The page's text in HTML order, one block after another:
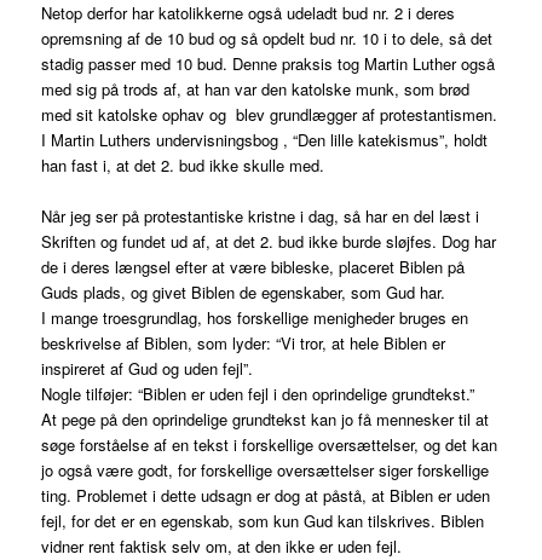
Netop derfor har katolikkerne også udeladt bud nr. 2 i deres
opremsning af de 10 bud og så opdelt bud nr. 10 i to dele, så det
stadig passer med 10 bud. Denne praksis tog Martin Luther også
med sig på trods af, at han var den katolske munk, som brød
med sit katolske ophav og blev grundlægger af protestantismen.
I Martin Luthers undervisningsbog , “Den lille katekismus”, holdt
han fast i, at det 2. bud ikke skulle med.
Når jeg ser på protestantiske kristne i dag, så har en del læst i
Skriften og fundet ud af, at det 2. bud ikke burde sløjfes. Dog har
de i deres længsel efter at være bibleske, placeret Biblen på
Guds plads, og givet Biblen de egenskaber, som Gud har.
I mange troesgrundlag, hos forskellige menigheder bruges en
beskrivelse af Biblen, som lyder: “Vi tror, at hele Biblen er
inspireret af Gud og uden fejl”.
Nogle tilføjer: “Biblen er uden fejl i den oprindelige grundtekst.”
At pege på den oprindelige grundtekst kan jo få mennesker til at
søge forståelse af en tekst i forskellige oversættelser, og det kan
jo også være godt, for forskellige oversættelser siger forskellige
ting. Problemet i dette udsagn er dog at påstå, at Biblen er uden
fejl, for det er en egenskab, som kun Gud kan tilskrives. Biblen
vidner rent faktisk selv om, at den ikke er uden fejl.